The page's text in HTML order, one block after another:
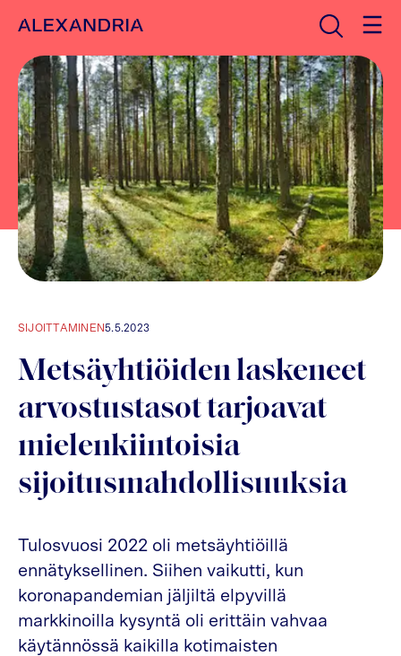
Etusivulle Avaa haku
SIJOITTAMINEN5.5.2023
Metsäyhtiöiden laskeneet
arvostustasot tarjoavat
mielenkiintoisia
sijoitusmahdollisuuksia
Tulosvuosi 2022 oli metsäyhtiöillä
ennätyksellinen. Siihen vaikutti, kun
koronapandemian jäljiltä elpyvillä
markkinoilla kysyntä oli erittäin vahvaa
käytännössä kaikilla kotimaisten